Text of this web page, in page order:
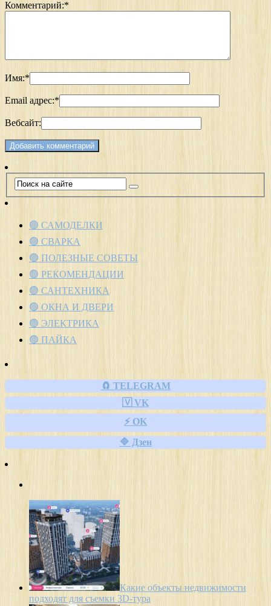
Комментарий:*
Имя:*
Email адрес:*
Вебсайт:
🟢 САМОДЕЛКИ
🟢 СВАРКА
🟢 ПОЛЕЗНЫЕ СОВЕТЫ
🟢 РЕКОМЕНДАЦИИ
🟢 САНТЕХНИКА
🟢 ОКНА И ДВЕРИ
🟢 ЭЛЕКТРИКА
🟢 ПАЙКА
🧲 TELEGRAM
🇻 VK
⚡ OK
🔷 Дзен
Какие объекты недвижимости
подходят для съемки 3D-тура